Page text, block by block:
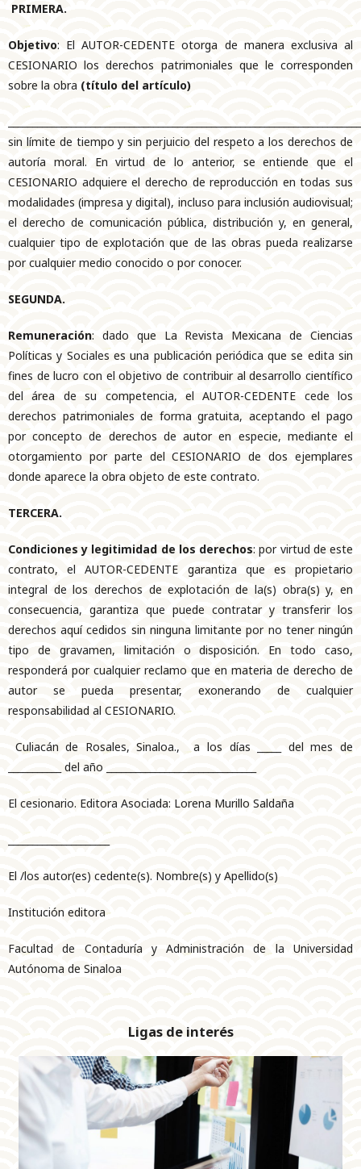
PRIMERA.
Objetivo: El AUTOR-CEDENTE otorga de manera exclusiva al
CESIONARIO los derechos patrimoniales que le corresponden
sobre la obra (título del artículo)
sin límite de tiempo y sin perjuicio del respeto a los derechos de
autoría moral. En virtud de lo anterior, se entiende que el
CESIONARIO adquiere el derecho de reproducción en todas sus
modalidades (impresa y digital), incluso para inclusión audiovisual;
el derecho de comunicación pública, distribución y, en general,
cualquier tipo de explotación que de las obras pueda realizarse
por cualquier medio conocido o por conocer.
SEGUNDA.
Remuneración: dado que La Revista Mexicana de Ciencias
Políticas y Sociales es una publicación periódica que se edita sin
fines de lucro con el objetivo de contribuir al desarrollo científico
del área de su competencia, el AUTOR-CEDENTE cede los
derechos patrimoniales de forma gratuita, aceptando el pago
por concepto de derechos de autor en especie, mediante el
otorgamiento por parte del CESIONARIO de dos ejemplares
donde aparece la obra objeto de este contrato.
TERCERA.
Condiciones y legitimidad de los derechos: por virtud de este
contrato, el AUTOR-CEDENTE garantiza que es propietario
integral de los derechos de explotación de la(s) obra(s) y, en
consecuencia, garantiza que puede contratar y transferir los
derechos aquí cedidos sin ninguna limitante por no tener ningún
tipo de gravamen, limitación o disposición. En todo caso,
responderá por cualquier reclamo que en materia de derecho de
autor se pueda presentar, exonerando de cualquier
responsabilidad al CESIONARIO.
Culiacán de Rosales, Sinaloa., a los días _____ del mes de
___________ del año _______________________________
El cesionario. Editora Asociada: Lorena Murillo Saldaña
_____________________
El /los autor(es) cedente(s). Nombre(s) y Apellido(s)
Institución editora
Facultad de Contaduría y Administración de la Universidad
Autónoma de Sinaloa
Ligas de interés